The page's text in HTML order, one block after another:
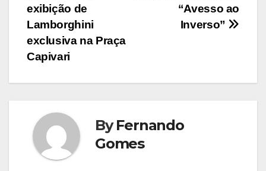
“Avesso ao
Inverso”
exibição de
Lamborghini
exclusiva na Praça
Capivari
ByFernando
Gomes